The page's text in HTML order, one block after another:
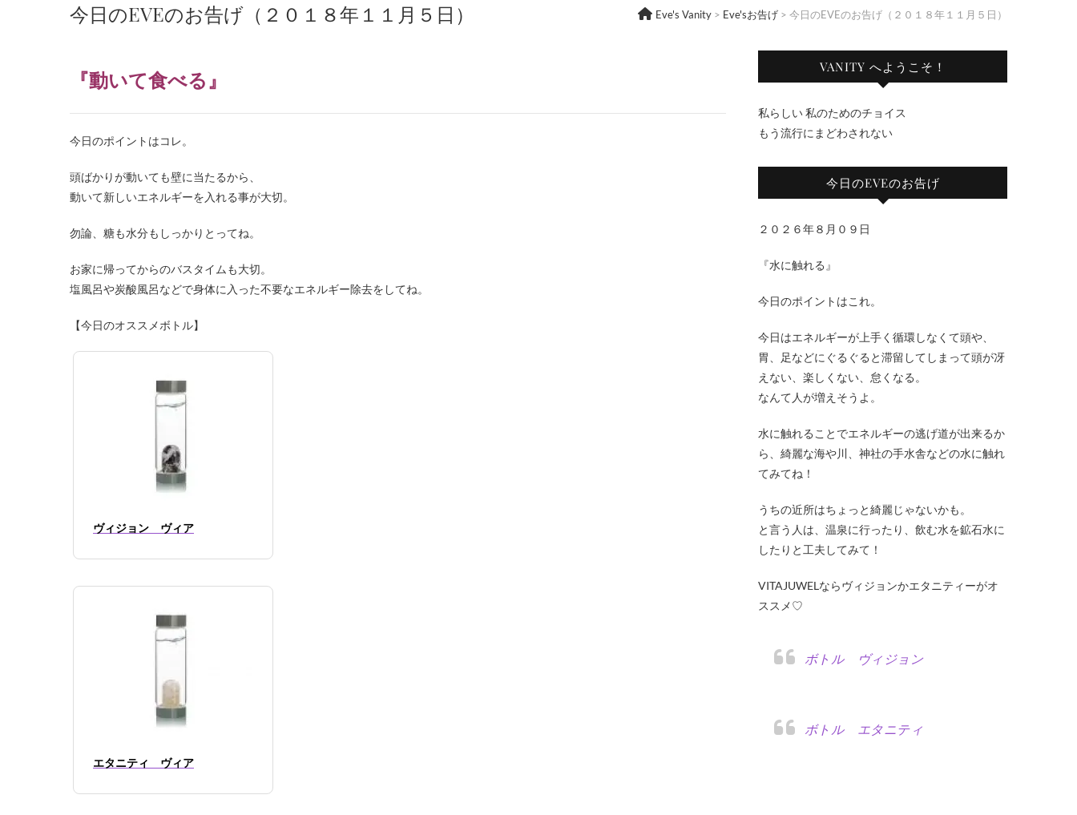
今日のEVEのお告げ（２０１８年１１月５日） Eve's Vanity > Eve'sお告げ > 今日のEVEのお告げ（２０１８年１１月５日）
『動いて食べる』
今日のポイントはコレ。
頭ばかりが動いても壁に当たるから、
動いて新しいエネルギーを入れる事が大切。
勿論、糖も水分もしっかりとってね。
お家に帰ってからのバスタイムも大切。
塩風呂や炭酸風呂などで身体に入った不要なエネルギー除去をしてね。
【今日のオススメボトル】
ヴィジョン ヴィア
エタニティ ヴィア
VANITY へようこそ！
私らしい 私のためのチョイス
もう流行にまどわされない
今日のEVEのお告げ
２０２６年８月０９日
『水に触れる』
今日のポイントはこれ。
今日はエネルギーが上手く循環しなくて頭や、
胃、足などにぐるぐると滞留してしまって頭が冴
えない、楽しくない、怠くなる。
なんて人が増えそうよ。
水に触れることでエネルギーの逃げ道が出来るか
ら、綺麗な海や川、神社の手水舎などの水に触れ
てみてね！
うちの近所はちょっと綺麗じゃないかも。
と言う人は、温泉に行ったり、飲む水を鉱石水に
したりと工夫してみて！
VITAJUWELならヴィジョンかエタニティーがオ
ススメ♡
ボトル ヴィジョン
ボトル エタニティ